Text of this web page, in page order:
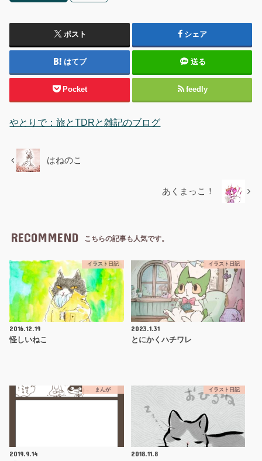
ポスト シェア
はてブ 送る
Pocket feedly
やとりで：旅とTDRと雑記のブログ
はねのこ
あくまっこ！
RECOMMEND こちらの記事も人気です。
イラスト日記
2016.12.19
怪しいねこ
イラスト日記
2023.1.31
とにかくハチワレ
まんが
2019.9.14
イラスト日記
2018.11.8